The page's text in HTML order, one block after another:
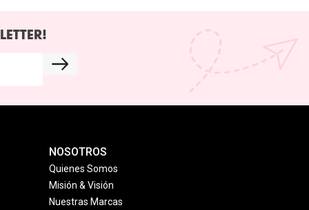
NOSOTROS
Quienes Somos
Misión & Visión
Nuestras Marcas